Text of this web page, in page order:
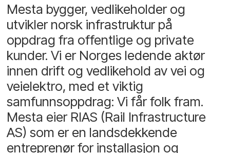
Mesta bygger, vedlikeholder og
utvikler norsk infrastruktur på
oppdrag fra offentlige og private
kunder. Vi er Norges ledende aktør
innen drift og vedlikehold av vei og
veielektro, med et viktig
samfunnsoppdrag: Vi får folk fram.
Mesta eier RIAS (Rail Infrastructure
AS) som er en landsdekkende
entreprenør for installasjon og